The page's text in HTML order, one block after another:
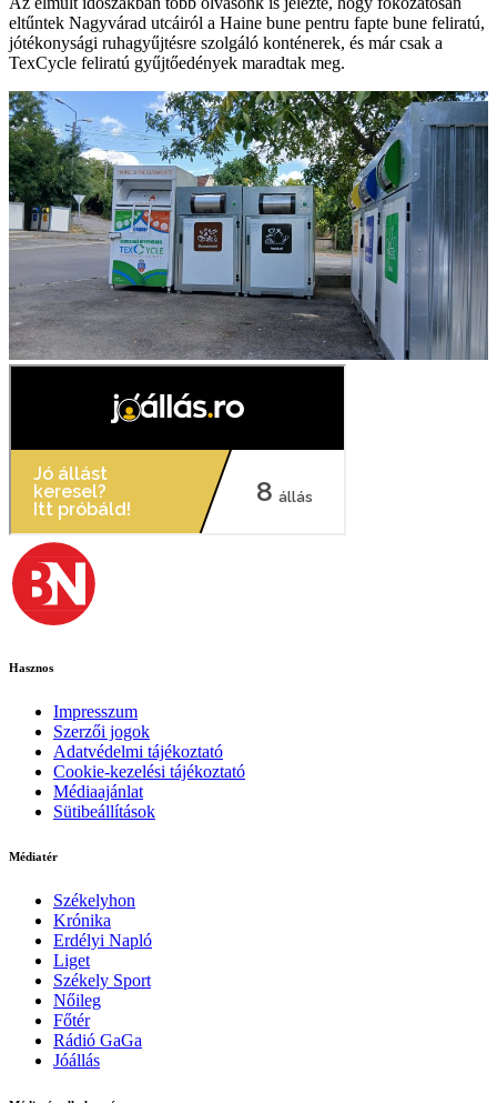
eltűntek Nagyvárad utcáiról a Haine bune pentru fapte bune feliratú,
jótékonysági ruhagyűjtésre szolgáló konténerek, és már csak a
TexCycle feliratú gyűjtőedények maradtak meg.
Hasznos
Impresszum
Szerzői jogok
Adatvédelmi tájékoztató
Cookie-kezelési tájékoztató
Médiaajánlat
Sütibeállítások
Médiatér
Székelyhon
Krónika
Erdélyi Napló
Liget
Székely Sport
Nőileg
Főtér
Rádió GaGa
Jóállás